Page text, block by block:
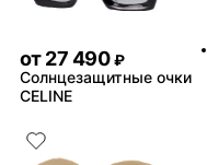
от27 490 ₽
Солнцезащитные очки
CELINE